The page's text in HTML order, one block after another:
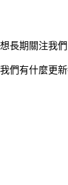
想長期關注我
我們有什麼更